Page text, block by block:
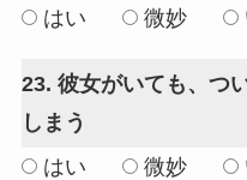
はい
微妙
23. 彼女がいても、つ
しまう
はい
微妙